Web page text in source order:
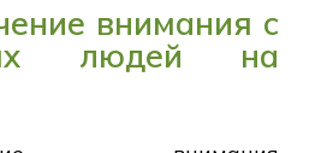
внимания с
людей на